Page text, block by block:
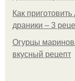
Как
драники – 3
Огурцы
вкусный рецепт